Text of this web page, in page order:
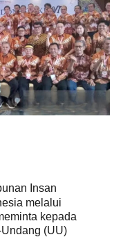
Insan
melalui
kepada
(UU)